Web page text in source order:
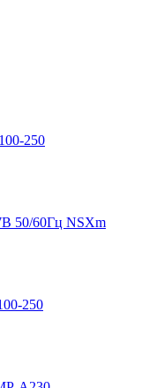
250
50/60Гц NSXm
250